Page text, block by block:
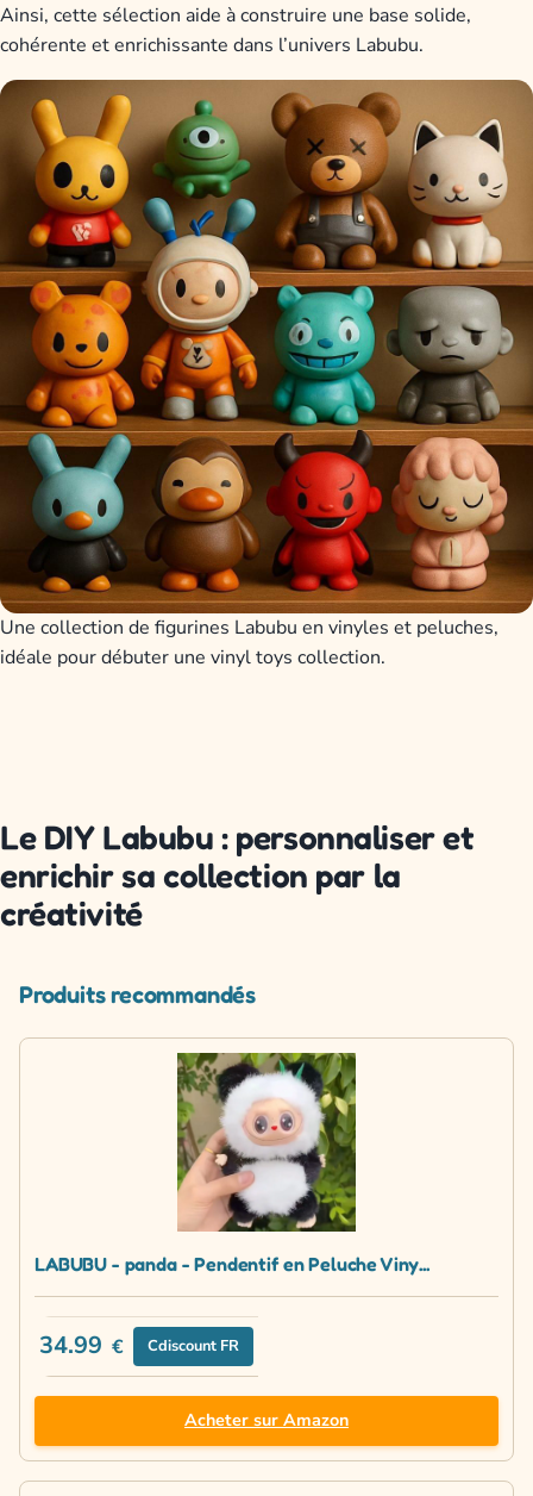
Ainsi, cette sélection aide à construire une base solide,
cohérente et enrichissante dans l’univers Labubu.
Une collection de figurines Labubu en vinyles et peluches,
idéale pour débuter une vinyl toys collection.
Le DIY Labubu : personnaliser et
enrichir sa collection par la
créativité
Produits recommandés
LABUBU - panda - Pendentif en Peluche Viny...
34.99 € Cdiscount FR
Acheter sur Amazon